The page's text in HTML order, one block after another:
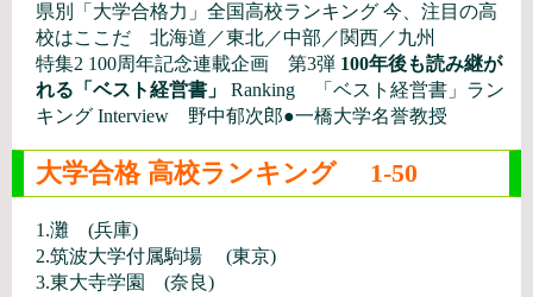
県別「大学合格力」全国高校ランキング 今、注目の高
校はここだ 北海道／東北／中部／関西／九州
特集2 100周年記念連載企画 第3弾 100年後も読み継が
れる「ベスト経営書」
Ranking 「ベスト経営書」ラン
キング Interview 野中郁次郎●一橋大学名誉教授
大学合格 高校ランキング 1-50
1.灘 (兵庫)
2.筑波大学付属駒場 (東京)
3.東大寺学園 (奈良)